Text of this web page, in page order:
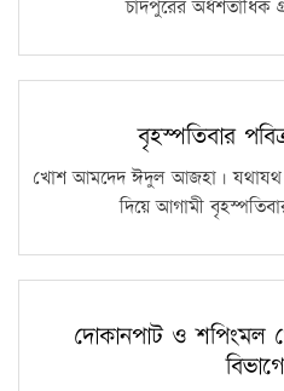
চাঁদপুরের অর্ধশতাধিক
বৃহস্পতিবার
খোশ আমদেদ ঈদুল আজহা। যথাযথ
দিয়ে আগামী
দোকানপাট ও শপিংমল